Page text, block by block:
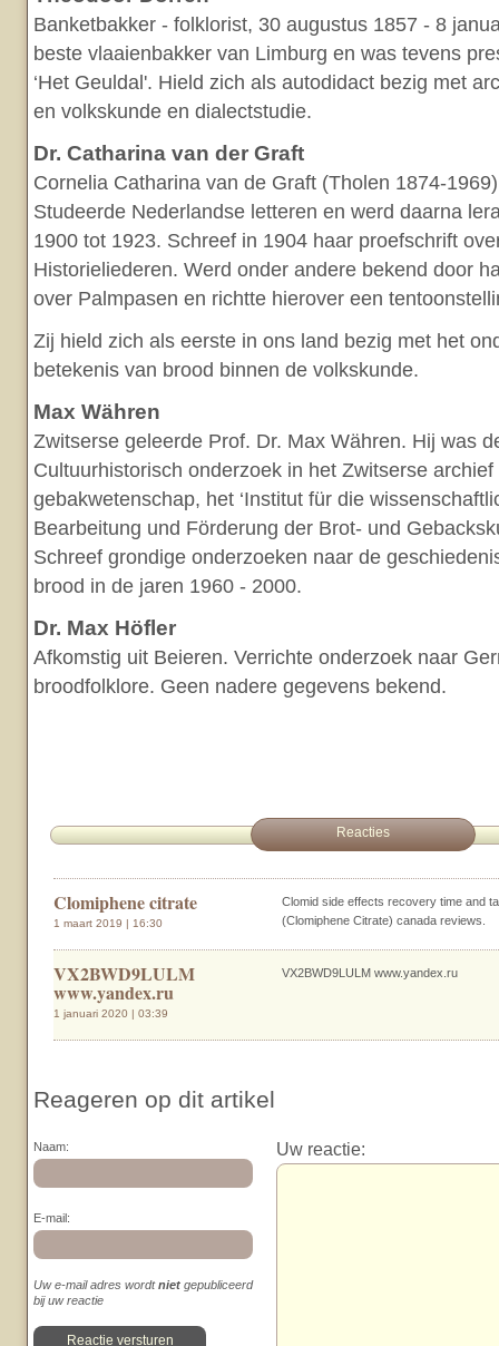
Banketbakker - folklorist, 30 augustus 1857 - 8
beste vlaaienbakker van Limburg en was tevens
‘Het Geuldal'. Hield zich als autodidact bezig met
en volkskunde en dialectstudie.
Dr. Catharina van der Graft
Cornelia Catharina van de Graft (Tholen 1874-
Studeerde Nederlandse letteren en werd daarna
1900 tot 1923. Schreef in 1904 haar proefschrift
Historieliederen. Werd onder andere bekend door
over Palmpasen en richtte hierover een
Zij hield zich als eerste in ons land bezig met het
betekenis van brood binnen de volkskunde.
Max Währen
Zwitserse geleerde Prof. Dr. Max Währen. Hij was
Cultuurhistorisch onderzoek in het Zwitserse
gebakwetenschap, het ‘Institut für die
Bearbeitung und Förderung der Brot- und
Schreef grondige onderzoeken naar de
brood in de jaren 1960 - 2000.
Dr. Max Höfler
Afkomstig uit Beieren. Verrichte onderzoek naar
broodfolklore. Geen nadere gegevens bekend.
Reacties
Clomiphene citrate
1 maart 2019 | 16:30
Clomid side effects recovery time and
(Clomiphene Citrate) canada reviews.
VX2BWD9LULM
www.yandex.ru
1 januari 2020 | 03:39
VX2BWD9LULM www.yandex.ru
Reageren op dit artikel
Naam:
E-mail:
Uw e-mail adres wordtniet gepubliceerd
bij uw reactie
Uw reactie: